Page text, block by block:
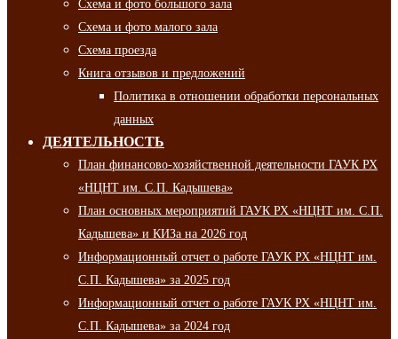
Схема и фото большого зала
Схема и фото малого зала
Схема проезда
Книга отзывов и предложений
Политика в отношении обработки персональных
данных
ДЕЯТЕЛЬНОСТЬ
План финансово-хозяйственной деятельности ГАУК РХ
«НЦНТ им. С.П. Кадышева»
План основных мероприятий ГАУК РХ «НЦНТ им. С.П.
Кадышева» и КИЗа на 2026 год
Информационный отчет о работе ГАУК РХ «НЦНТ им.
С.П. Кадышева» за 2025 год
Информационный отчет о работе ГАУК РХ «НЦНТ им.
С.П. Кадышева» за 2024 год